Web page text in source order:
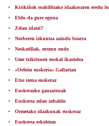
Kirikiñok erabillitako idazkeraren eredu
Eldu da gure eguna
Zelan idatzi?
Norberen izkuntza zaindu bearra
Neskatillak, entzun ondo
Ume txikitxuen euskal ikastolea
«Orfeón euskeria» Gallartan
Etxe izena euskeraz
Euskerazko gauzatxuak
Euskerea zelan zabaldu
Ormetako idazkunak euskeraz
Euskerea eskoletan